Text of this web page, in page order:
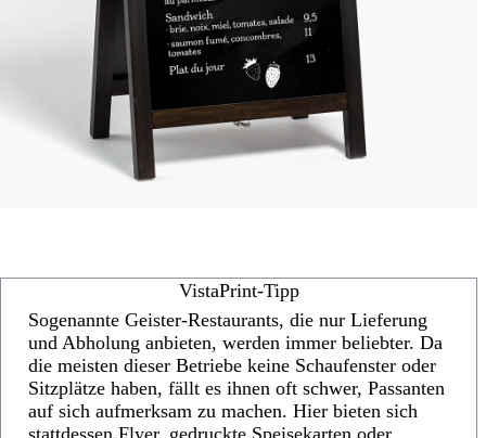
VistaPrint-Tipp
Sogenannte Geister-Restaurants, die nur Lieferung
und Abholung anbieten, werden immer beliebter. Da
die meisten dieser Betriebe keine Schaufenster oder
Sitzplätze haben, fällt es ihnen oft schwer, Passanten
auf sich aufmerksam zu machen. Hier bieten sich
stattdessen Flyer, gedruckte Speisekarten oder